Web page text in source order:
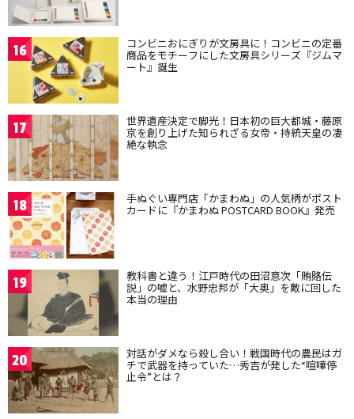
16 コンビニおにぎりが文房具に！コンビニの定番
商品をモチーフにした文房具シリーズ『ジムマ
ート』誕生
17 世界遺産決定で脚光！日本初の巨大都城・藤原
京を創り上げた知られざる女帝・持統天皇の凄
絶な執念
18 手ぬぐい専門店「かまわぬ」の人気柄がポスト
カードに『かまわぬ POSTCARD BOOK』発売
19 教科書と違う！江戸時代の田沼意次「賄賂伝
説」の嘘と、水野忠邦が「大奥」を敵に回した
本当の理由
20 対話がダメなら殺し合い！戦国時代の農民はガ
チで武器を持っていた…秀吉が発した“喧嘩停
止令”とは？